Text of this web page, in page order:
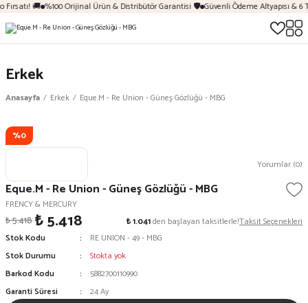
🚚 %100 Orijinal Ürün & Distribütör Garantisi 🛡️ Güvenli Ödeme Altyapısı & 6
Erkek
Anasayfa Erkek Eque.M - Re Union - Güneş Gözlüğü - MBG
%0
Yorumlar (0)
Eque.M - Re Union - Güneş Gözlüğü - MBG
FRENCY & MERCURY
₺ 5.418₺ 5.418 ₺ 1.041den başlayan taksitlerle!Taksit Seçenekleri
Stok Kodu
RE UNION - 49 - MBG
Stok Durumu
Stokta yok
Barkod Kodu
5882700110990
Garanti Süresi
24 Ay